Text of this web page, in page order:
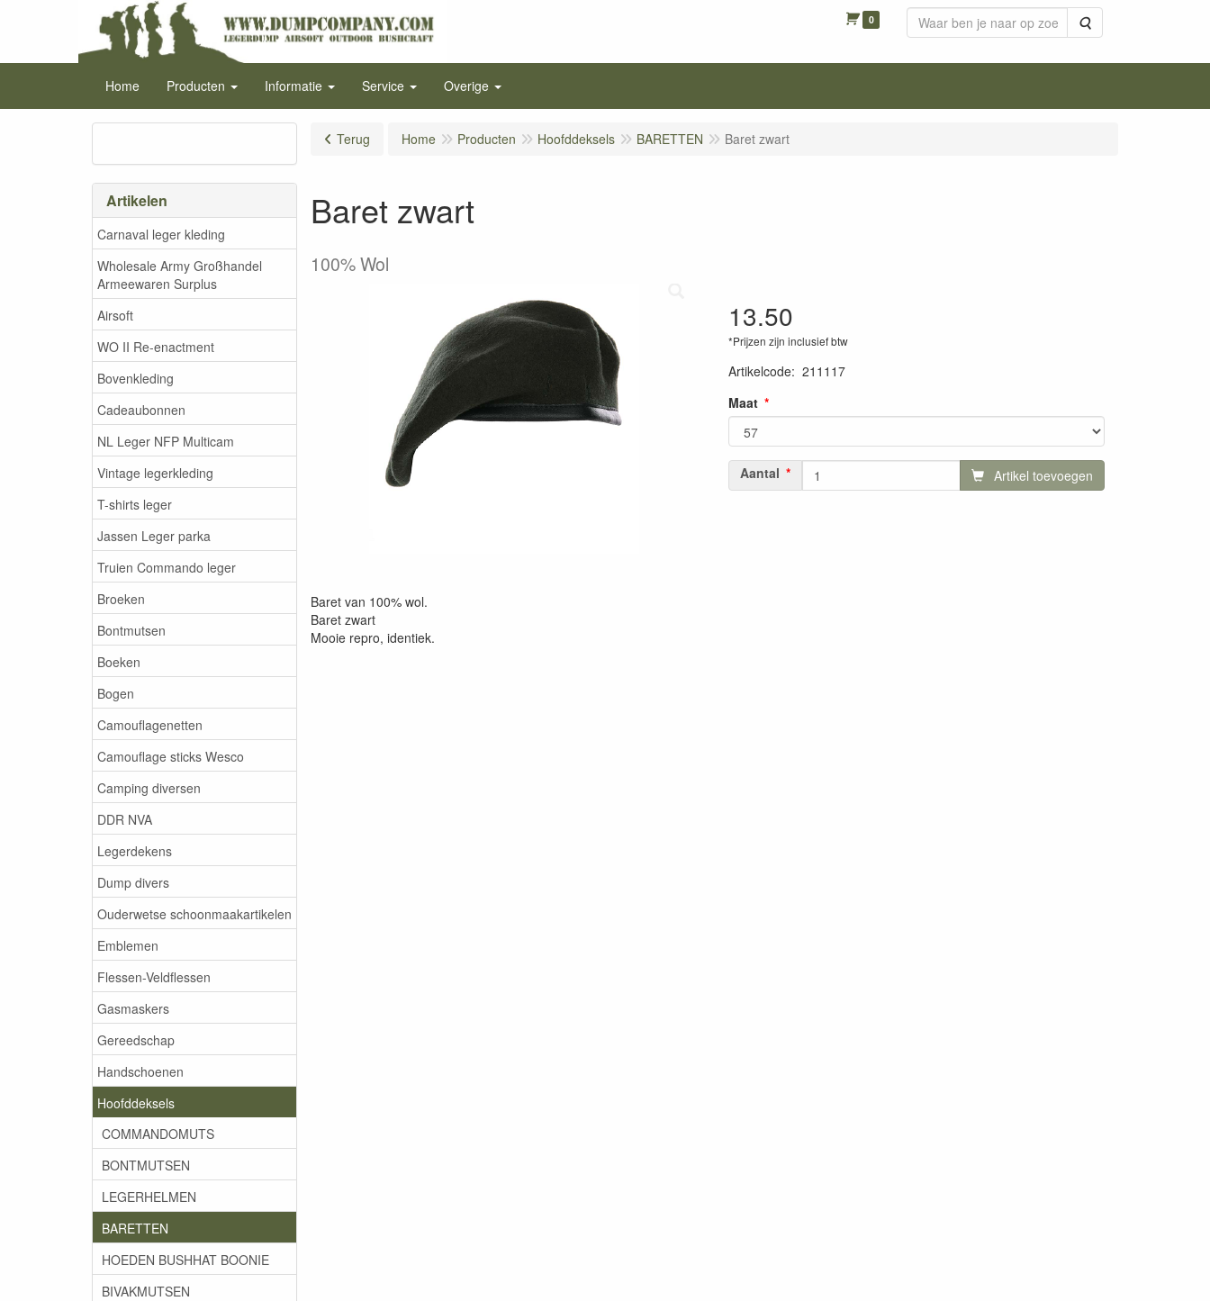
0 Zoeken
Home Producten Informatie Service Overige
Artikelen
Carnaval leger kleding
Wholesale Army Großhandel
Armeewaren Surplus
Airsoft
WO II Re-enactment
Bovenkleding
Cadeaubonnen
NL Leger NFP Multicam
Vintage legerkleding
T-shirts leger
Jassen Leger parka
Truien Commando leger
Broeken
Bontmutsen
Boeken
Bogen
Camouflagenetten
Camouflage sticks Wesco
Camping diversen
DDR NVA
Legerdekens
Dump divers
Ouderwetse schoonmaakartikelen
Emblemen
Flessen-Veldflessen
Gasmaskers
Gereedschap
Handschoenen
Hoofddeksels
COMMANDOMUTS
BONTMUTSEN
LEGERHELMEN
BARETTEN
HOEDEN BUSHHAT BOONIE
BIVAKMUTSEN
Terug Home Producten Hoofddeksels BARETTEN Baret zwart
Baret zwart
100% Wol
13.50
*Prijzen zijn inclusief btw
Artikelcode: 211117
Maat
Aantal Artikel toevoegen
Baret van 100% wol.
Baret zwart
Mooie repro, identiek.